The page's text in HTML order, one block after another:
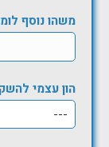
משהו נוסף
הון עצמי